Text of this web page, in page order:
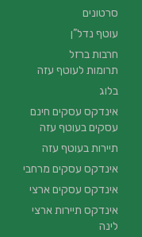
סרטונים
עוטף נדל”ן
חרבות ברזל
תרומות לעוטף עזה
בלוג
אינדקס עסקים חינם
עסקים בעוטף עזה
תיירות בעוטף עזה
אינדקס עסקים מרחבי
אינדקס עסקים ארצי
אינדקס תיירות ארצי
לינה